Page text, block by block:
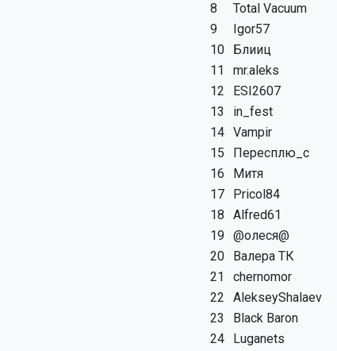
8
Total Vacuum
9
Igor57
10
Блииц
11
mr.aleks
12
ESI2607
13
in_fest
14 Vampir
15
Пересплю_с
16
Митя
17
Pricol84
18
Alfred61
19 @олеся@
20
Валера ТК
21
chernomor
22
AlekseyShalaev
23
Black Baron
24
Luganets